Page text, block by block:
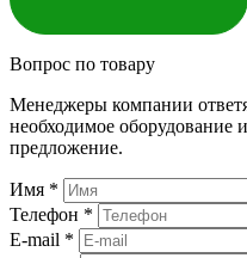
Вопрос по товару
Менеджеры компании
необходимое оборудование
предложение.
Имя *
Телефон *
E-mail *